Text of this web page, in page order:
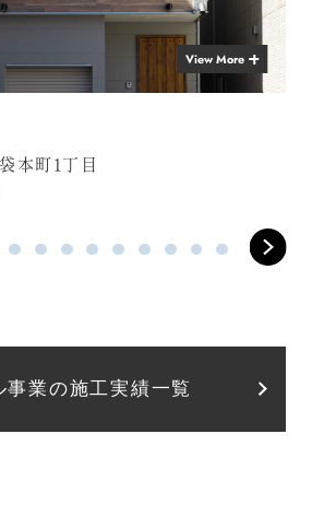
View More
本町1丁目
事業の施工実績一覧